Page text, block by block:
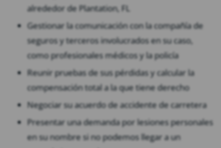
alrededor de Plantation, FL
Gestionar la comunicación con la compañía de
seguros y terceros involucrados en su caso,
como profesionales médicos y la policía
Reunir pruebas de sus pérdidas y calcular la
compensación total a la que tiene derecho
Negociar su acuerdo de accidente de carretera
Presentar una demanda por lesiones personales
en su nombre si no podemos llegar a un